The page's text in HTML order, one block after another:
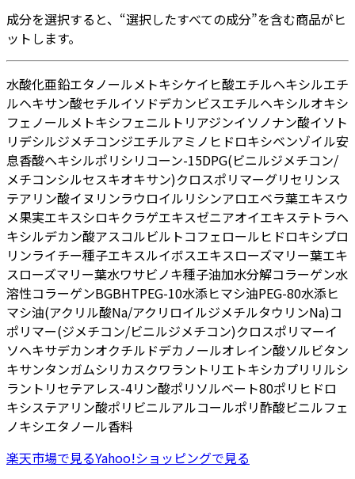
成分を選択すると、“選択したすべての成分”を含む商品がヒ
ットします。
水酸化亜鉛エタノールメトキシケイヒ酸エチルヘキシルエチ
ルヘキサン酸セチルイソドデカンビスエチルヘキシルオキシ
フェノールメトキシフェニルトリアジンイソノナン酸イソト
リデシルジメチコンジエチルアミノヒドロキシベンゾイル安
息香酸ヘキシルポリシリコーン-15DPG(ビニルジメチコン/
メチコンシルセスキオキサン)クロスポリマーグリセリンス
テアリン酸イヌリンラウロイルリシンアロエベラ葉エキスウ
メ果実エキスシロキクラゲエキスゼニアオイエキステトラヘ
キシルデカン酸アスコルビル トコフェロールヒドロキシプロ
リンライチー種子エキスルイボスエキスローズマリー葉エキ
スローズマリー葉水ワサビノキ種子油加水分解コラーゲン水
溶性コラーゲンBGBHTPEG-10水添ヒマシ油PEG-80水添ヒ
マシ油(アクリル酸Na/アクリロイルジメチルタウリンNa)コ
ポリマー(ジメチコン/ビニルジメチコン)クロスポリマーイ
ソヘキサデカンオクチルドデカノールオレイン酸ソルビタン
キサンタンガムシリカスクワラン トリエトキシカプリリルシ
ラン トリセテアレス-4リン酸ポリソルベート80ポリヒドロ
キシステアリン酸ポリビニルアルコールポリ酢酸ビニルフェ
ノキシエタノール香料
楽天市場で見るYahoo!ショッピングで見る